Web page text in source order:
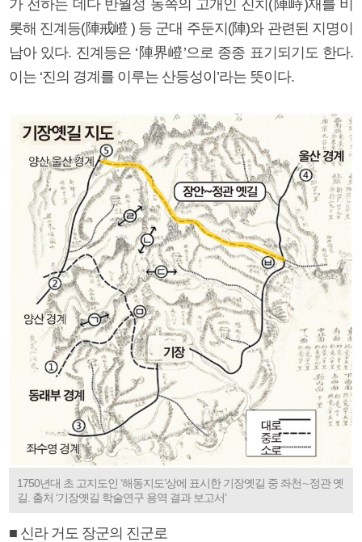
가 전하는 데다 반월성 동쪽의 고개인 진치(陣峙)재를 비
롯해 진계등(陣戒嶝 ) 등 군대 주둔지(陣)와 관련된 지명이
남아 있다. 진계등은 ‘陣界嶝’으로 종종 표기되기도 한다.
이는 ‘진의 경계를 이루는 산등성이’라는 뜻이다.
1750년대 초 고지도인 ‘해동지도’상에 표시한 기장옛길 중 좌천∼정관 옛
길. 출처 ‘기장옛길 학술연구 용역 결과 보고서’
■ 신라 거도 장군의 진군로